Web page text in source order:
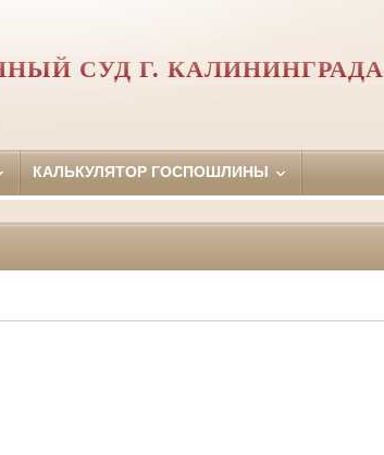
СУД Г. КАЛИНИНГРАДА
КАЛЬКУЛЯТОР ГОСПОШЛИНЫ